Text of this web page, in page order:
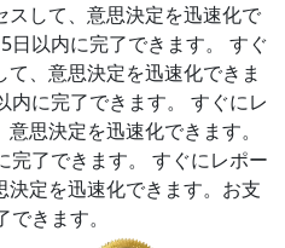
して、意思決定を迅速化で
以内に完了できます。
すぐ
、意思決定を迅速化できま
に完了できます。
すぐにレ
思決定を迅速化できます。
了できます。
すぐにレポー
決定を迅速化できます。お支
きます。